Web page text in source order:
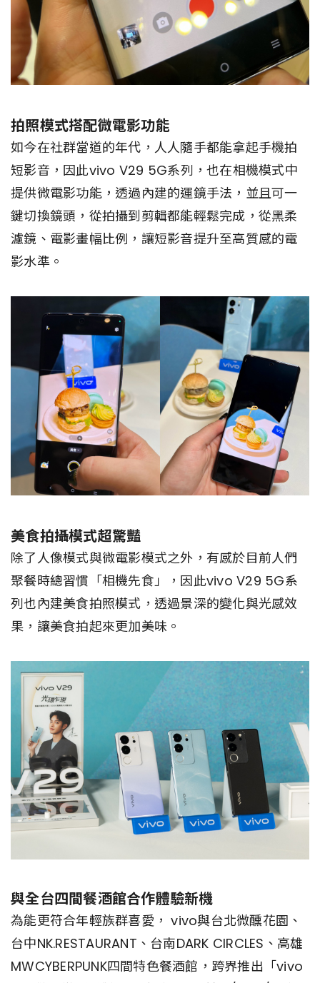
拍照模式搭配微電影功能
如今在社群當道的年代，人人隨手都能拿起手機拍
短影音，因此vivo V29 5G系列，也在相機模式中
提供微電影功能，透過內建的運鏡手法，並且可一
鍵切換鏡頭，從拍攝到剪輯都能輕鬆完成，從黑柔
濾鏡、電影畫幅比例，讓短影音提升至高質感的電
影水準。
美食拍攝模式超驚豔
除了人像模式與微電影模式之外，有感於目前人們
聚餐時總習慣「相機先食」，因此vivo V29 5G系
列也內建美食拍照模式，透過景深的變化與光感效
果，讓美食拍起來更加美味。
與全台四間餐酒館合作體驗新機
為能更符合年輕族群喜愛， vivo與台北微醺花園、
台中NK.RESTAURANT、台南DARK CIRCLES、高雄
MWCYBERPUNK四間特色餐酒館，跨界推出「vivo